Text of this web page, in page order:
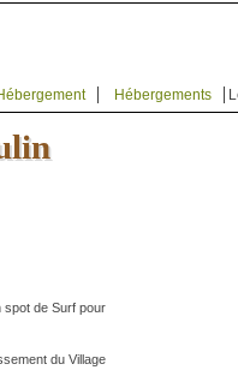
Hébergements
spot de Surf pour
du Village